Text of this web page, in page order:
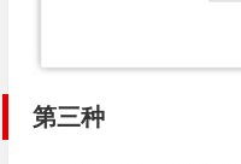
第三种